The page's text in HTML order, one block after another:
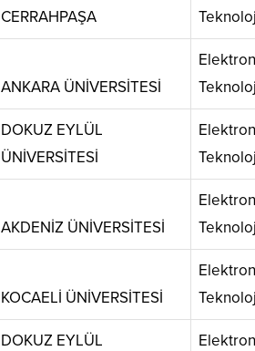
CERRAHPAŞA
ANKARA ÜNİVERSİTESİ
DOKUZ EYLÜL
ÜNİVERSİTESİ
AKDENİZ ÜNİVERSİTESİ
KOCAELİ ÜNİVERSİTESİ
DOKUZ EYLÜL